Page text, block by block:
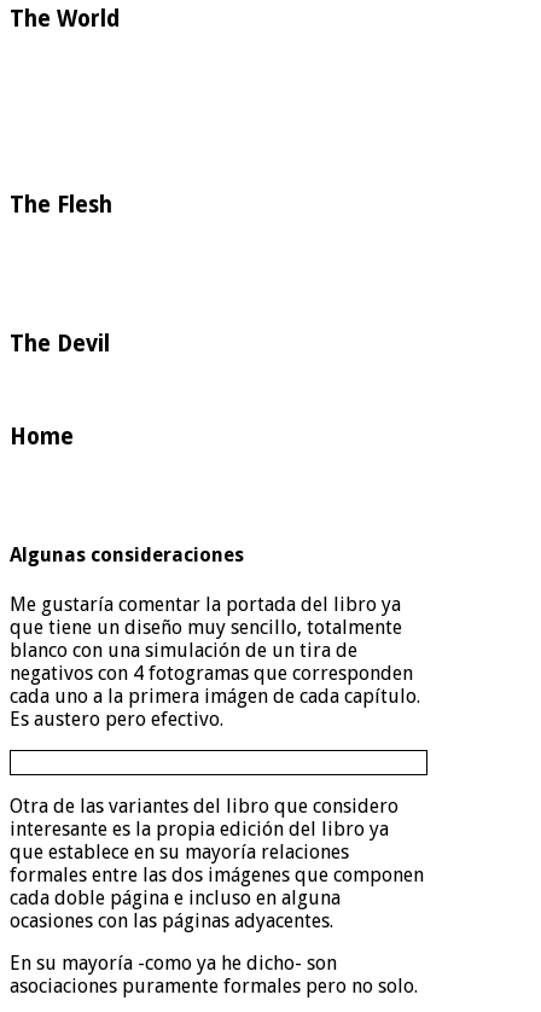
The World
The Flesh
The Devil
Home
Algunas consideraciones
Me gustaría comentar la portada del libro ya
que tiene un diseño muy sencillo, totalmente
blanco con una simulación de un tira de
negativos con 4 fotogramas que corresponden
cada uno a la primera imágen de cada capítulo.
Es austero pero efectivo.
Otra de las variantes del libro que considero
interesante es la propia edición del libro ya
que establece en su mayoría relaciones
formales entre las dos imágenes que componen
cada doble página e incluso en alguna
ocasiones con las páginas adyacentes.
En su mayoría -como ya he dicho- son
asociaciones puramente formales pero no solo.